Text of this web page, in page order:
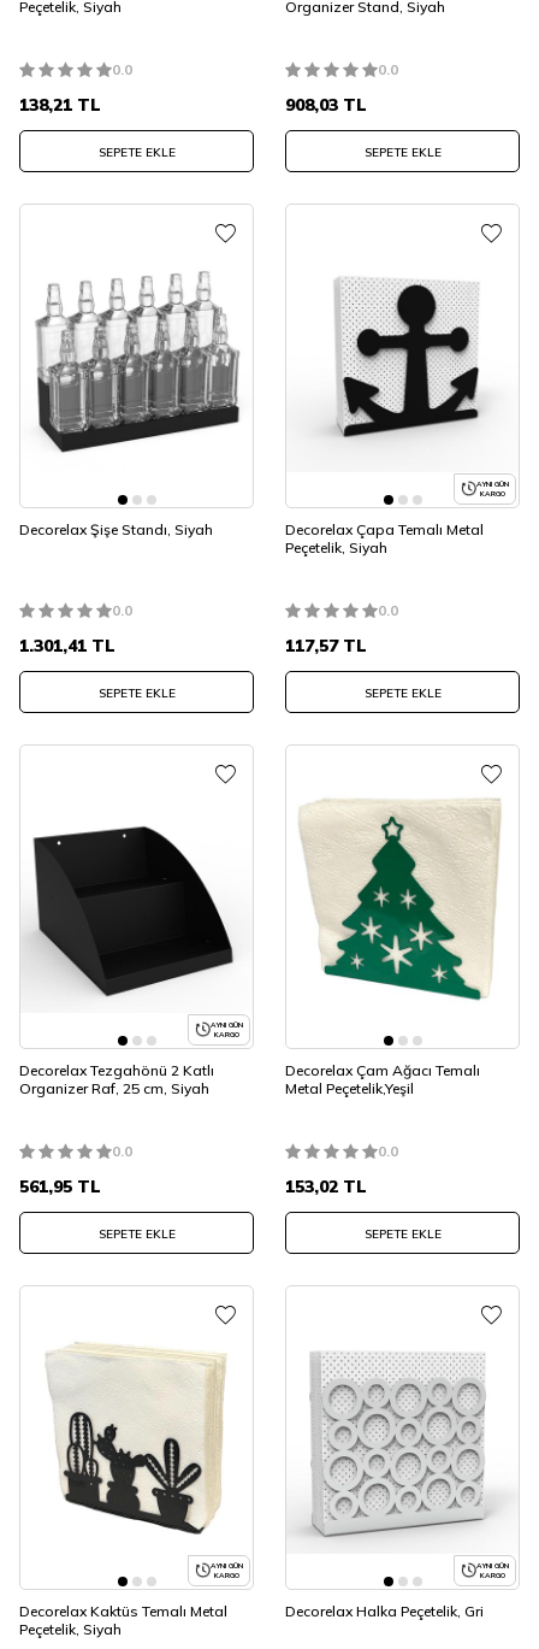
Peçetelik, Siyah
0.0
138,21 TL
SEPETE EKLE
Organizer Stand, Siyah
0.0
908,03 TL
SEPETE EKLE
Decorelax Şişe Standı, Siyah
0.0
1.301,41 TL
SEPETE EKLE
AYNI GÜN
KARGO
Decorelax Çapa Temalı Metal
Peçetelik, Siyah
0.0
117,57TL
SEPETE EKLE
AYNI GÜN
KARGO
Decorelax Tezgahönü 2 Katlı
Organizer Raf, 25 cm, Siyah
0.0
561,95 TL
SEPETE EKLE
Decorelax Çam Ağacı Temalı
Metal Peçetelik,Yeşil
0.0
153,02 TL
SEPETE EKLE
AYNI GÜN
KARGO
Decorelax Kaktüs Temalı Metal
Peçetelik, Siyah
AYNI GÜN
KARGO
Decorelax Halka Peçetelik, Gri